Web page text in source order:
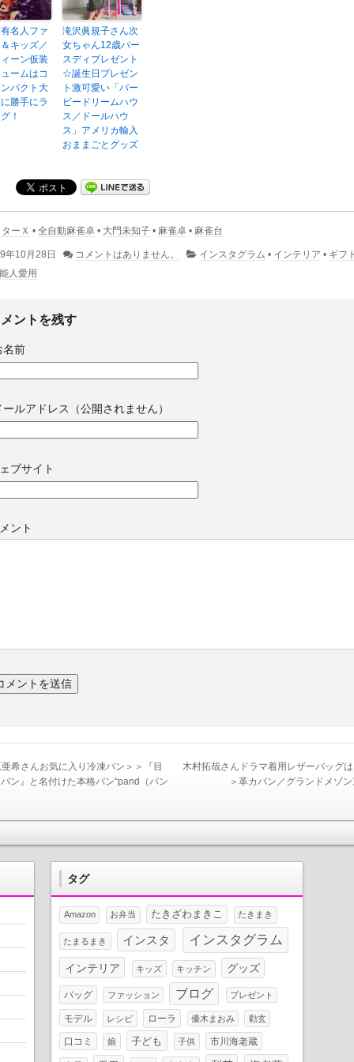
名人ファ
キッズ／
ーン仮装
ームはコ
パクト大
勝手にラ
！
滝沢眞規子さん次
女ちゃん12歳バー
スディプレゼント
☆誕生日プレゼン
ト激可愛い「バー
ビードリームハウ
ス／ドールハウ
ス」アメリカ輸入
おままごとグッズ
ターＸ • 全自動麻雀卓 • 大門未知子 • 麻雀卓 • 麻雀台
年10月28日 コメントはありません。 インスタグラム • インテリア • ギフト
人愛用
ントを残す
名前
ールアドレス（公開されません）
ブサイト
ント
希さんお気に入り冷凍パン＞＞『目
ン』と名付けた本格パン“pand（パン
木村拓哉さんドラマ着用レザーバッグは
＞革カバン／グランドメゾ
タグ
Amazon お弁当 たきざわまきこ たきまき
たまるまき インスタ インスタグラム
インテリア キッズ キッチン グッズ
バッグ ファッション ブログ プレゼント
モデル レシピ ローラ 優木まおみ 勸玄
口コミ 娘 子ども 子供 市川海老蔵